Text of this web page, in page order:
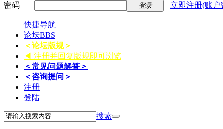
密码
登录 立即注册(账
快捷导航
论坛BBS
＜论坛版规＞
◀ 注册并回复版规即可浏览
＜常见问题解答＞
＜咨询提问＞
注册
登陆
搜索